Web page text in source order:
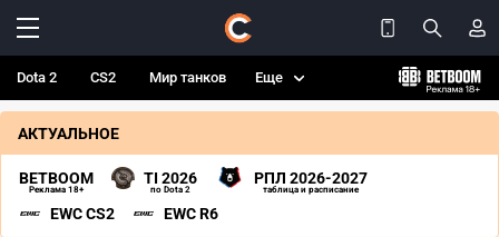
Dota 2 CS2 Мир танков Еще
АКТУАЛЬНОЕ
BETBOOM
Реклама 18+
TI 2026
по Dota 2
РПЛ 2026-2027
таблица и расписание
EWC CS2 EWC R6